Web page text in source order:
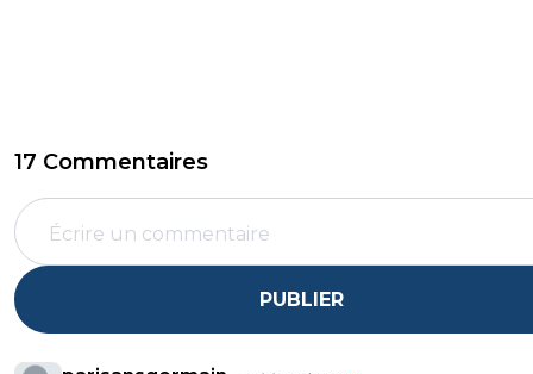
17 Commentaires
PUBLIER